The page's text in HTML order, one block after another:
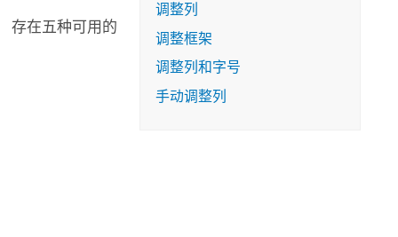
存在五种可用的
调整列
调整框架
调整列和字号
手动调整列